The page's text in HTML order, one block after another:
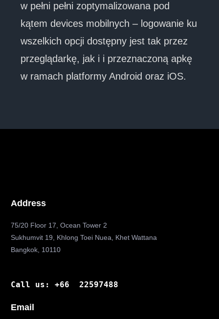
w pełni pełni zoptymalizowana pod
kątem devices mobilnych – logowanie ku
wszelkich opcji dostępny jest tak przez
przeglądarkę, jak i i przeznaczoną apkę
w ramach platformy Android oraz iOS.
Address
75/20 Floor 17, Ocean Tower 2
Sukhumvit 19, Khlong Toei Nuea, Khet Wattana
Bangkok, 10110
Call us: +66 22597488
Email